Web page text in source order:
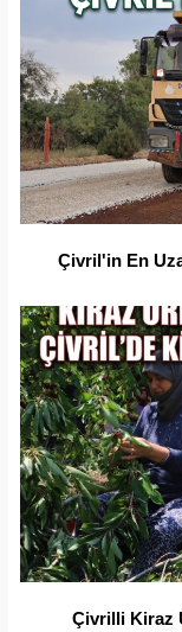
Çivril'in En
Çivrilli Kiraz